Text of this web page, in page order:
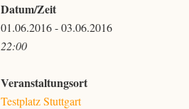
Datum/Zeit
01.06.2016 - 03.06.2016
22:00
Veranstaltungsort
Testplatz Stuttgart